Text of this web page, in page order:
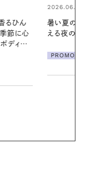
私を整
ア
2026.07.21
発・ベーリングの